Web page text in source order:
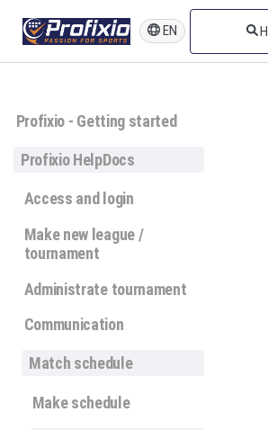
EN
Profixio - Getting started
Profixio HelpDocs
Access and login
Make new league /
tournament
Administrate tournament
Communication
Match schedule
Make schedule